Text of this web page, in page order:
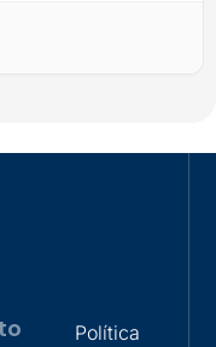
Política